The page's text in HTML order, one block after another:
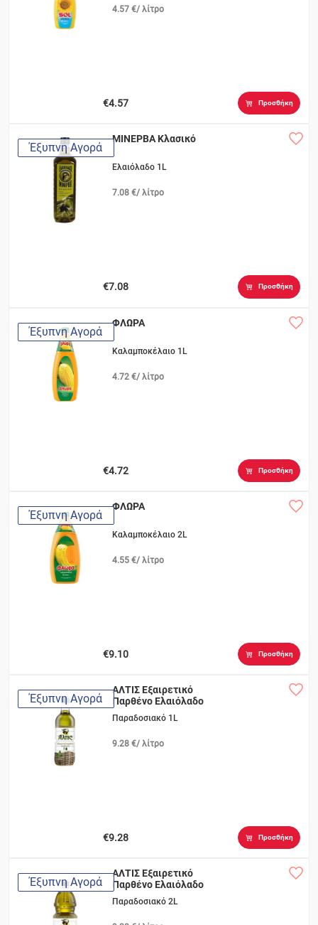
4.57 €/ λίτρο
€4.57 Προσθήκη
Έξυπνη Αγορά
ΜΙΝΕΡΒΑ Κλασικό
Ελαιόλαδο 1L
7.08 €/ λίτρο
€7.08 Προσθήκη
Έξυπνη Αγορά
ΦΛΩΡΑ
Καλαμποκέλαιο 1L
4.72 €/ λίτρο
€4.72 Προσθήκη
Έξυπνη Αγορά
ΦΛΩΡΑ
Καλαμποκέλαιο 2L
4.55 €/ λίτρο
€9.10 Προσθήκη
Έξυπνη Αγορά
ΑΛΤΙΣ Εξαιρετικό
Παρθένο Ελαιόλαδο
Παραδοσιακό 1L
9.28 €/ λίτρο
€9.28 Προσθήκη
Έξυπνη Αγορά
ΑΛΤΙΣ Εξαιρετικό
Παρθένο Ελαιόλαδο
Παραδοσιακό 2L